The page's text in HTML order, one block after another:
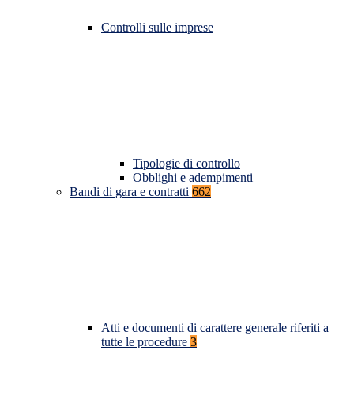
Controlli sulle imprese
Tipologie di controllo
Obblighi e adempimenti
Bandi di gara e contratti 662
Atti e documenti di carattere generale riferiti a
tutte le procedure 3